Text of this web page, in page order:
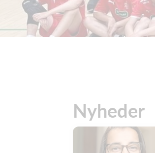
Nyheder